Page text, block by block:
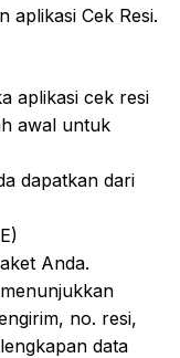
aplikasi Cek Resi.
aplikasi cek resi
awal untuk
dapatkan dari
Anda.
no. resi,
data